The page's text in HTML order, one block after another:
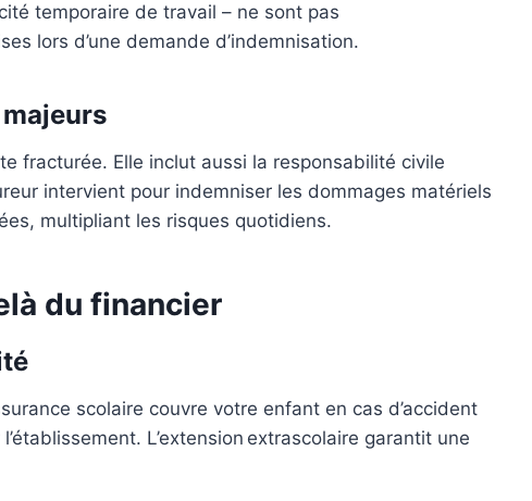
temporaire de travail – ne sont pas
lors d’une demande d’indemnisation.
fracturée. Elle inclut aussi la responsabilité civile
intervient pour indemniser les dommages matériels
multipliant les risques quotidiens.
du financier
scolaire couvre votre enfant en cas d’accident
L’extension extrascolaire garantit une